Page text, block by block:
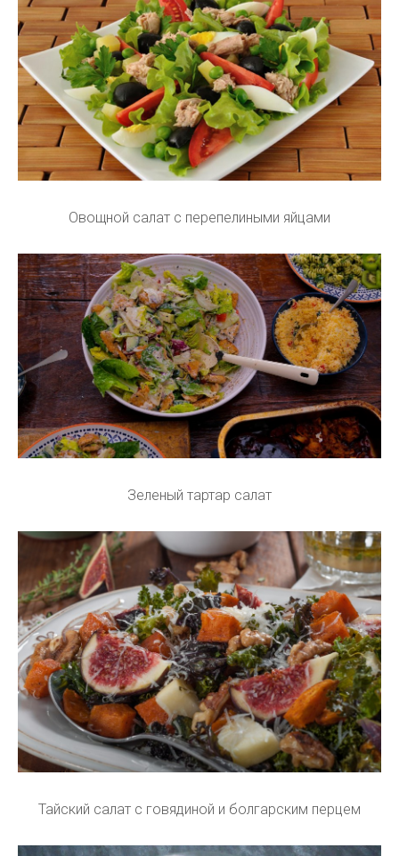
Овощной салат с перепелиными яйцами
Зеленый тартар салат
Тайский салат с говядиной и болгарским перцем